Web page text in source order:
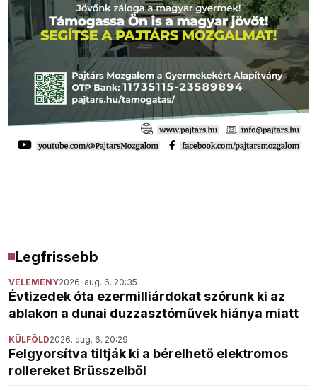
Legfrissebb
VÉLEMÉNY2026. aug. 6. 20:35
Évtizedek óta ezermilliárdokat szórunk ki az
ablakon a dunai duzzasztóművek hiánya miatt
KÜLFÖLD2026. aug. 6. 20:29
Felgyorsítva tiltják ki a bérelhető elektromos
rollereket Brüsszelből